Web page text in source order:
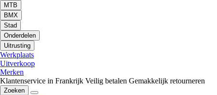
MTB
BMX
Stad
Onderdelen
Uitrusting
Werkplaats
Uitverkoop
Merken
Klantenservice in Frankrijk Veilig betalen Gemakkelijk retourneren
Zoeken